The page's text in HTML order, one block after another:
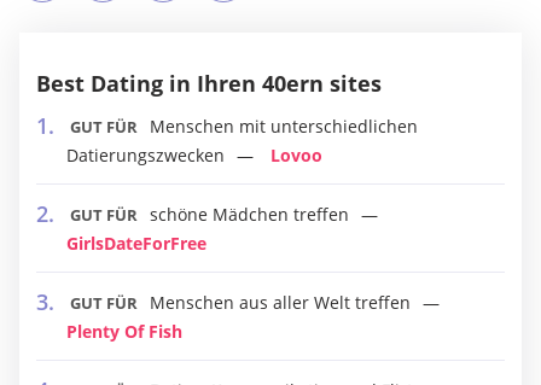
Best Dating in Ihren 40ern sites
GUT FÜR
Menschen mit unterschiedlichen
Datierungszwecken
Lovoo
GUT FÜR schöne Mädchen treffen
GirlsDateForFree
GUT FÜR
Menschen aus aller Welt treffen
Plenty Of Fish